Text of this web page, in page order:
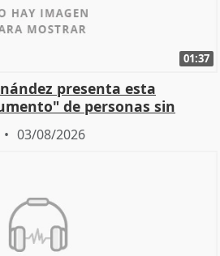
01:37
presenta esta
de personas sin
03/08/2026